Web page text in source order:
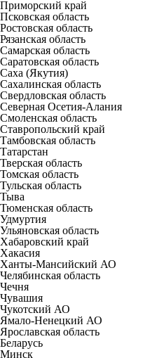
Приморский край
Псковская область
Ростовская область
Рязанская область
Самарская область
Саратовская область
Саха (Якутия)
Сахалинская область
Свердловская область
Северная Осетия-Алания
Смоленская область
Ставропольский край
Тамбовская область
Татарстан
Тверская область
Томская область
Тульская область
Тыва
Тюменская область
Удмуртия
Ульяновская область
Хабаровский край
Хакасия
Ханты-Мансийский АО
Челябинская область
Чечня
Чувашия
Чукотский АО
Ямало-Ненецкий АО
Ярославская область
Беларусь
Минск